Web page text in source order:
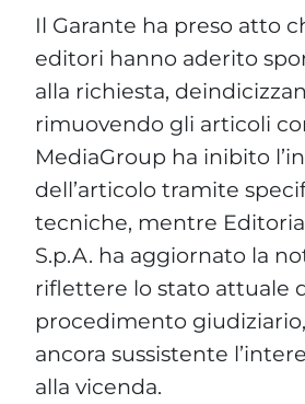
Il Garante ha preso atto
editori hanno aderito
alla richiesta,
rimuovendo gli articoli
MediaGroup ha inibito
dell’articolo tramite
tecniche, mentre
S.p.A. ha aggiornato la
riflettere lo stato attuale
procedimento
ancora sussistente
alla vicenda.